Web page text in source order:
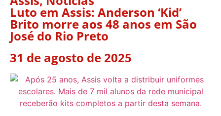
Luto em Assis: Anderson ‘Kid’
Brito morre aos 48 anos em São
José do Rio Preto
31 de agosto de 2025